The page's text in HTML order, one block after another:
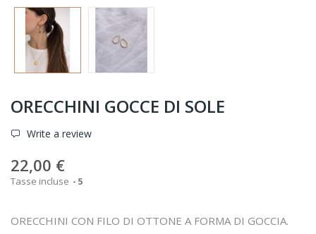
ORECCHINI GOCCE DI SOLE
Write a review
22,00 €
Tasse incluse 5
ORECCHINI CON FILO DI OTTONE A FORMA DI GOCCIA.